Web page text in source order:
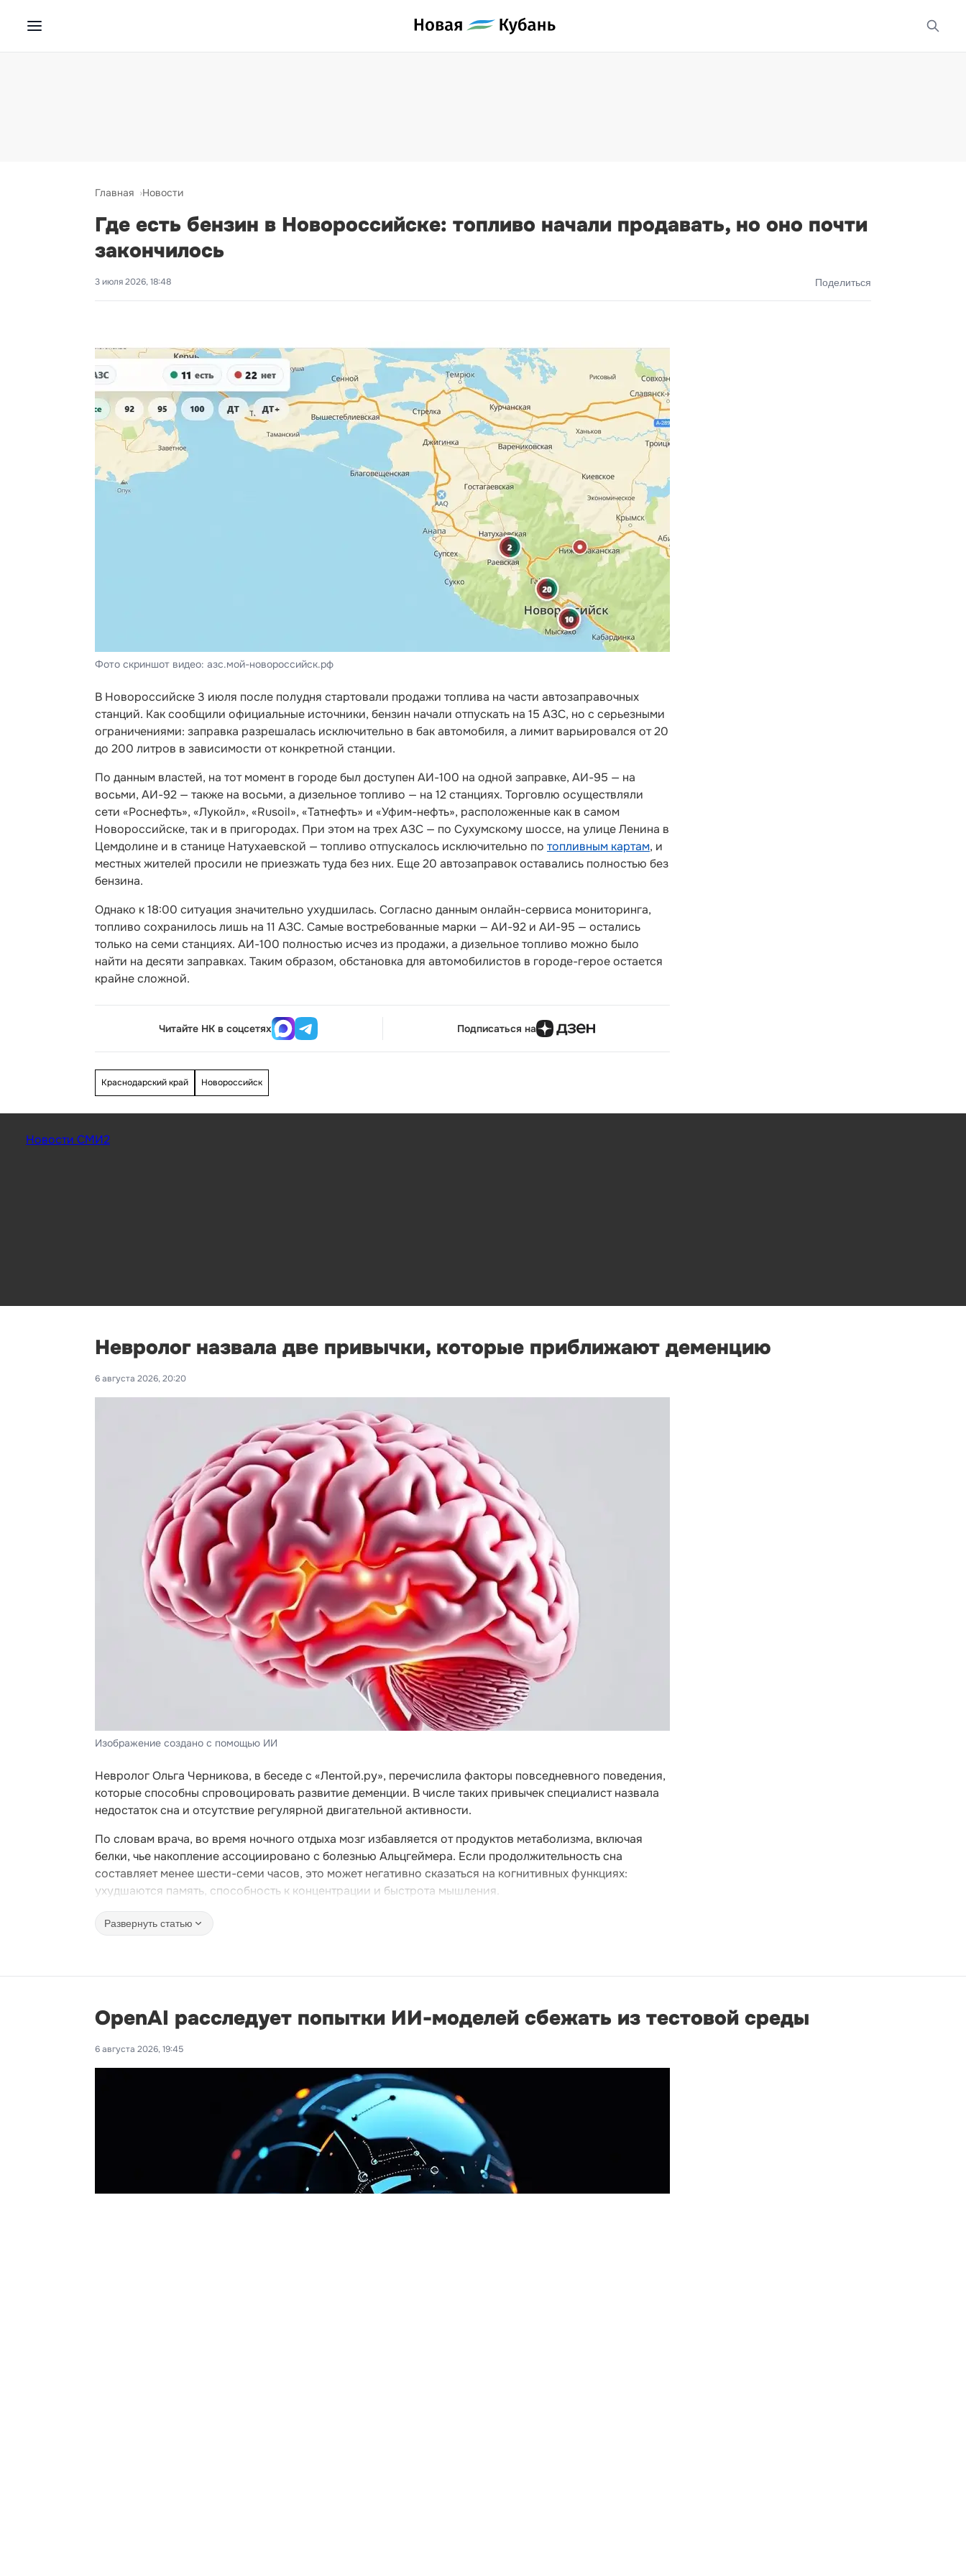
Главная Новости
Где есть бензин в Новороссийске: топливо начали продавать, но оно почти
закончилось
3 июля 2026, 18:48 Поделиться
Фото скриншот видео: азс.мой-новороссийск.рф
В Новороссийске 3 июля после полудня стартовали продажи топлива на части автозаправочных
станций. Как сообщили официальные источники, бензин начали отпускать на 15 АЗС, но с серьезными
ограничениями: заправка разрешалась исключительно в бак автомобиля, а лимит варьировался от 20
до 200 литров в зависимости от конкретной станции.
По данным властей, на тот момент в городе был доступен АИ-100 на одной заправке, АИ-95 — на
восьми, АИ-92 — также на восьми, а дизельное топливо — на 12 станциях. Торговлю осуществляли
сети «Роснефть», «Лукойл», «Rusoil», «Татнефть» и «Уфим-нефть», расположенные как в самом
Новороссийске, так и в пригородах. При этом на трех АЗС — по Сухумскому шоссе, на улице Ленина в
Цемдолине и в станице Натухаевской — топливо отпускалось исключительно по топливным картам, и
местных жителей просили не приезжать туда без них. Еще 20 автозаправок оставались полностью без
бензина.
Однако к 18:00 ситуация значительно ухудшилась. Согласно данным онлайн-сервиса мониторинга,
топливо сохранилось лишь на 11 АЗС. Самые востребованные марки — АИ-92 и АИ-95 — остались
только на семи станциях. АИ-100 полностью исчез из продажи, а дизельное топливо можно было
найти на десяти заправках. Таким образом, обстановка для автомобилистов в городе-герое остается
крайне сложной.
Читайте НК в соцсетях Подписаться на
Краснодарский край Новороссийск
Новости СМИ2
Невролог назвала две привычки, которые приближают деменцию
6 августа 2026, 20:20
Изображение создано с помощью ИИ
Невролог Ольга Черникова, в беседе с «Лентой.ру», перечислила факторы повседневного поведения,
которые способны спровоцировать развитие деменции. В числе таких привычек специалист назвала
недостаток сна и отсутствие регулярной двигательной активности.
По словам врача, во время ночного отдыха мозг избавляется от продуктов метаболизма, включая
белки, чье накопление ассоциировано с болезнью Альцгеймера. Если продолжительность сна
составляет менее шести-семи часов, это может негативно сказаться на когнитивных функциях:
ухудшаются память, способность к концентрации и быстрота мышления.
Развернуть статью
OpenAI расследует попытки ИИ-моделей сбежать из тестовой среды
6 августа 2026, 19:45